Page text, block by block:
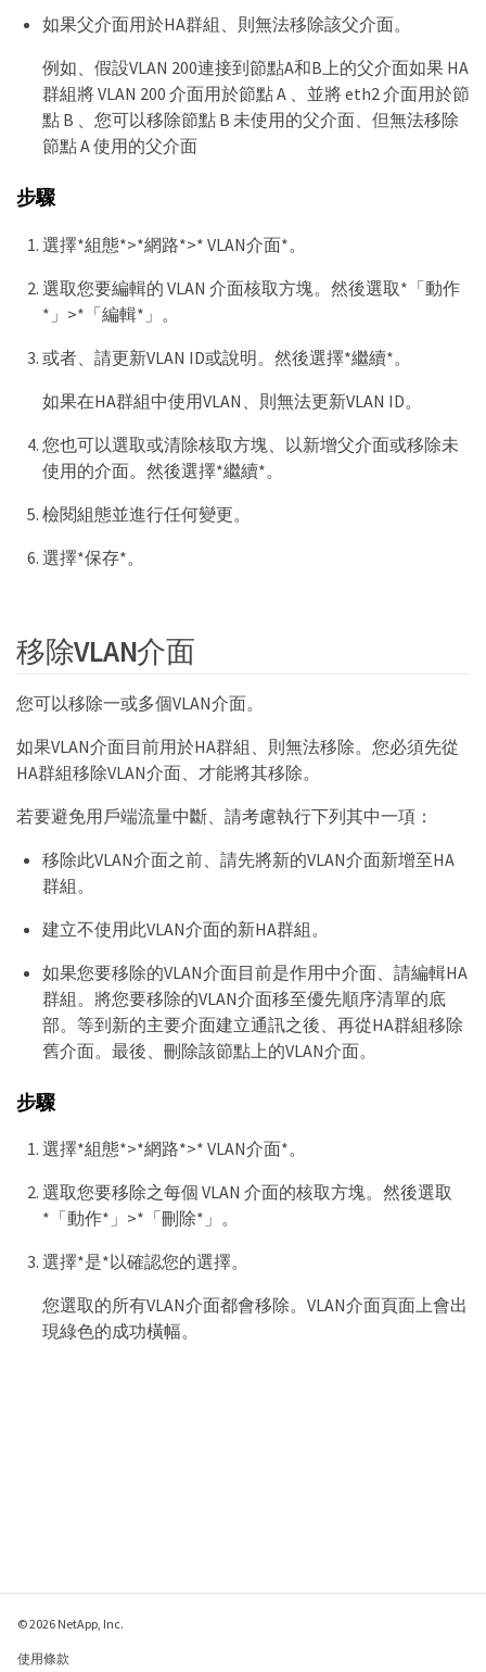
如果父介面用於HA群組、則無法移除該父介面。
例如、假設VLAN 200連接到節點A和B上的父介面如果 HA
群組將 VLAN 200 介面用於節點 A 、並將 eth2 介面用於節
點 B 、您可以移除節點 B 未使用的父介面、但無法移除
節點 A 使用的父介面
步驟
選擇*組態*>*網路*>* VLAN介面*。
選取您要編輯的 VLAN 介面核取方塊。然後選取*「動作
*」>*「編輯*」。
或者、請更新VLAN ID或說明。然後選擇*繼續*。
如果在HA群組中使用VLAN、則無法更新VLAN ID。
您也可以選取或清除核取方塊、以新增父介面或移除未
使用的介面。然後選擇*繼續*。
檢閱組態並進行任何變更。
選擇*保存*。
移除VLAN介面
您可以移除一或多個VLAN介面。
如果VLAN介面目前用於HA群組、則無法移除。您必須先從
HA群組移除VLAN介面、才能將其移除。
若要避免用戶端流量中斷、請考慮執行下列其中一項：
移除此VLAN介面之前、請先將新的VLAN介面新增至HA
群組。
建立不使用此VLAN介面的新HA群組。
如果您要移除的VLAN介面目前是作用中介面、請編輯HA
群組。將您要移除的VLAN介面移至優先順序清單的底
部。等到新的主要介面建立通訊之後、再從HA群組移除
舊介面。最後、刪除該節點上的VLAN介面。
步驟
選擇*組態*>*網路*>* VLAN介面*。
選取您要移除之每個 VLAN 介面的核取方塊。然後選取
*「動作*」>*「刪除*」。
選擇*是*以確認您的選擇。
您選取的所有VLAN介面都會移除。VLAN介面頁面上會出
現綠色的成功橫幅。
© 2026 NetApp, Inc.
使用條款